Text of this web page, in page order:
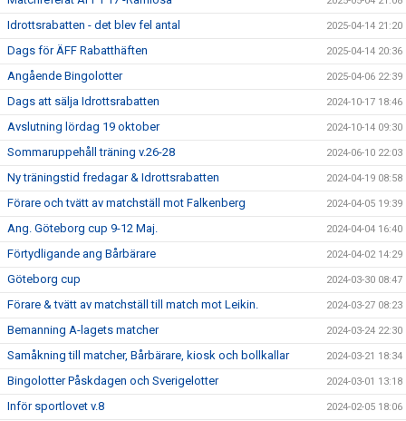
Idrottsrabatten - det blev fel antal 2025-04-14 21:20
Dags för ÄFF Rabatthäften 2025-04-14 20:36
Angående Bingolotter 2025-04-06 22:39
Dags att sälja Idrottsrabatten 2024-10-17 18:46
Avslutning lördag 19 oktober 2024-10-14 09:30
Sommaruppehåll träning v.26-28 2024-06-10 22:03
Ny träningstid fredagar & Idrottsrabatten 2024-04-19 08:58
Förare och tvätt av matchställ mot Falkenberg 2024-04-05 19:39
Ang. Göteborg cup 9-12 Maj. 2024-04-04 16:40
Förtydligande ang Bårbärare 2024-04-02 14:29
Göteborg cup 2024-03-30 08:47
Förare & tvätt av matchställ till match mot Leikin. 2024-03-27 08:23
Bemanning A-lagets matcher 2024-03-24 22:30
Samåkning till matcher, Bårbärare, kiosk och bollkallar 2024-03-21 18:34
Bingolotter Påskdagen och Sverigelotter 2024-03-01 13:18
Inför sportlovet v.8 2024-02-05 18:06